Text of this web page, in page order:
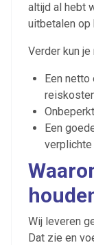
altijd al hebt
uitbetalen op
Verder kun je
Een
Een
verplichte
Wij leveren
Dat zie en